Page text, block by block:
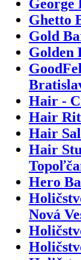
George
Ghetto
Gold
Golden
Hair -
Hair
Hair
Hair
Hero
Nová